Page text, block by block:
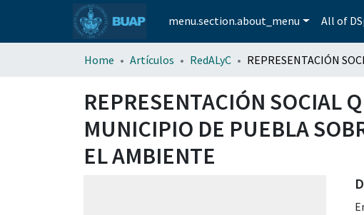
menu.section.about_menu All of
Home Artículos RedALyC
REPRESENTACIÓN SOCIAL
MUNICIPIO DE PUEBLA
EL AMBIENTE